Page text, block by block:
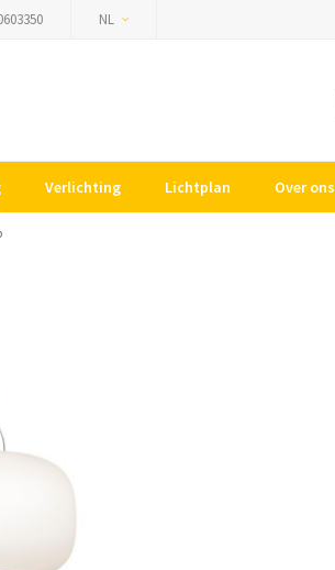
NL
Verlichting Lichtplan Over ons